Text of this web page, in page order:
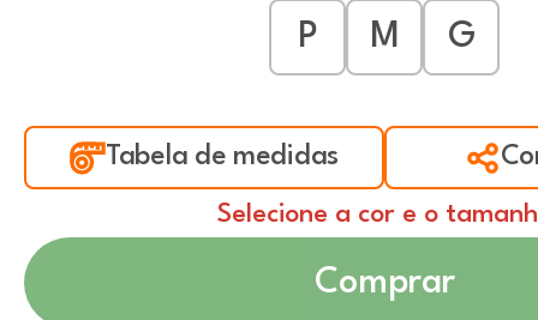
P
M G
Tabela de medidas
Selecione a cor e o
Comprar